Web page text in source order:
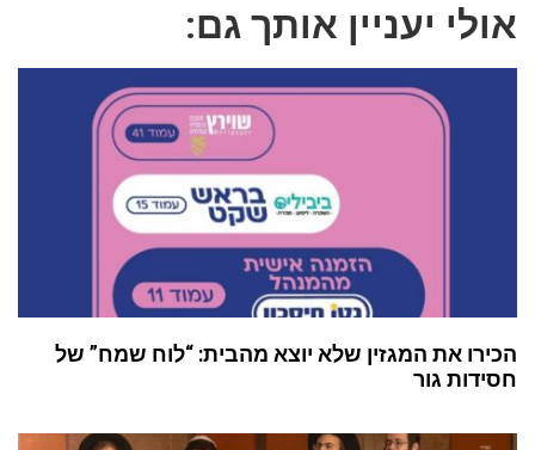
אולי יעניין אותך גם:
הכירו את המגזין שלא יוצא מהבית: “לוח שמח” של
חסידות גור